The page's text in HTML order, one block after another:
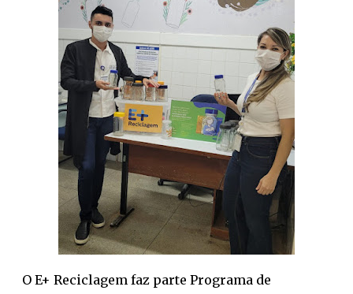
O E+ Reciclagem faz parte Programa de